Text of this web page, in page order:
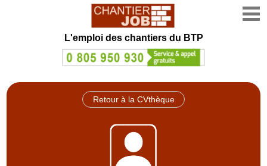
L'emploi des chantiers du BTP
Retour à la CVthèque